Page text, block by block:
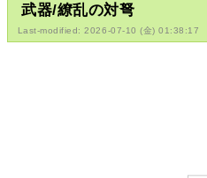
武器/繚乱の対弩
Last-modified: 2026-07-10 (金) 01:38:17